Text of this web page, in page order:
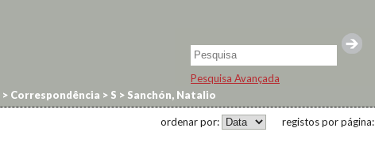
Pesquisa Avançada
> Correspondência > S > Sanchón, Natalio
registos por página:
ordenar por: